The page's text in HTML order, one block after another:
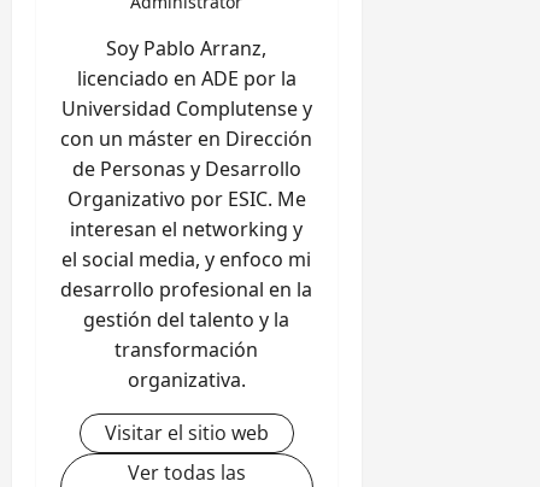
Soy Pablo Arranz,
licenciado en ADE por la
Universidad Complutense y
con un máster en Dirección
de Personas y Desarrollo
Organizativo por ESIC. Me
interesan el networking y
el social media, y enfoco mi
desarrollo profesional en la
gestión del talento y la
transformación
organizativa.
Visitar el sitio web
Ver todas las